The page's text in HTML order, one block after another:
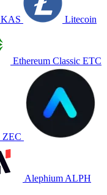
KAS Litecoin
Ethereum Classic ETC
ZEC
Alephium ALPH